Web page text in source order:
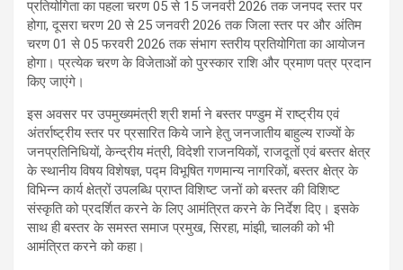
प्रतियोगिता का पहला चरण 05 से 15 जनवरी 2026 तक जनपद स्तर पर
होगा, दूसरा चरण 20 से 25 जनवरी 2026 तक जिला स्तर पर और अंतिम
चरण 01 से 05 फरवरी 2026 तक संभाग स्तरीय प्रतियोगिता का आयोजन
होगा। प्रत्येक चरण के विजेताओं को पुरस्कार राशि और प्रमाण पत्र प्रदान
किए जाएंगे।
इस अवसर पर उपमुख्यमंत्री श्री शर्मा ने बस्तर पण्डुम में राष्ट्रीय एवं
अंतर्राष्ट्रीय स्तर पर प्रसारित किये जाने हेतु जनजातीय बाहुल्य राज्यों के
जनप्रतिनिधियों, केन्द्रीय मंत्री, विदेशी राजनयिकों, राजदूतों एवं बस्तर क्षेत्र
के स्थानीय विषय विशेषज्ञ, पद्म विभूषित गणमान्य नागरिकों, बस्तर क्षेत्र के
विभिन्न कार्य क्षेत्रों उपलब्धि प्राप्त विशिष्ट जनों को बस्तर की विशिष्ट
संस्कृति को प्रदर्शित करने के लिए आमंत्रित करने के निर्देश दिए। इसके
साथ ही बस्तर के समस्त समाज प्रमुख, सिरहा, मांझी, चालकी को भी
आमंत्रित करने को कहा।